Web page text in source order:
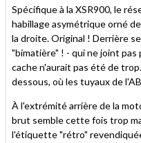
Spécifique à la XSR900, le
habillage asymétrique orné
la droite. Original ! Derrière
"bimatière" ! - qui ne joint
cache n'aurait pas été de
dessous, où les tuyaux de
À l'extrémité arrière de la
brut semble cette fois trop
l'étiquette "rétro"